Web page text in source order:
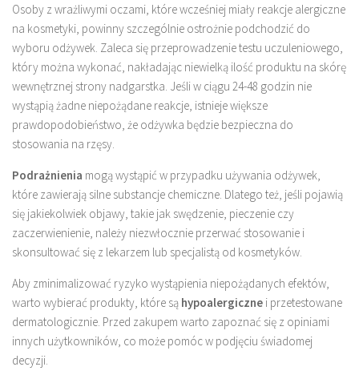
Osoby z wrażliwymi oczami, które wcześniej miały reakcje alergiczne
na kosmetyki, powinny szczególnie ostrożnie podchodzić do
wyboru odżywek. Zaleca się przeprowadzenie testu uczuleniowego,
który można wykonać, nakładając niewielką ilość produktu na skórę
wewnętrznej strony nadgarstka. Jeśli w ciągu 24-48 godzin nie
wystąpią żadne niepożądane reakcje, istnieje większe
prawdopodobieństwo, że odżywka będzie bezpieczna do
stosowania na rzęsy.
Podrażnienia mogą wystąpić w przypadku używania odżywek,
które zawierają silne substancje chemiczne. Dlatego też, jeśli pojawią
się jakiekolwiek objawy, takie jak swędzenie, pieczenie czy
zaczerwienienie, należy niezwłocznie przerwać stosowanie i
skonsultować się z lekarzem lub specjalistą od kosmetyków.
Aby zminimalizować ryzyko wystąpienia niepożądanych efektów,
warto wybierać produkty, które są hypoalergiczne i przetestowane
dermatologicznie. Przed zakupem warto zapoznać się z opiniami
innych użytkowników, co może pomóc w podjęciu świadomej
decyzji.